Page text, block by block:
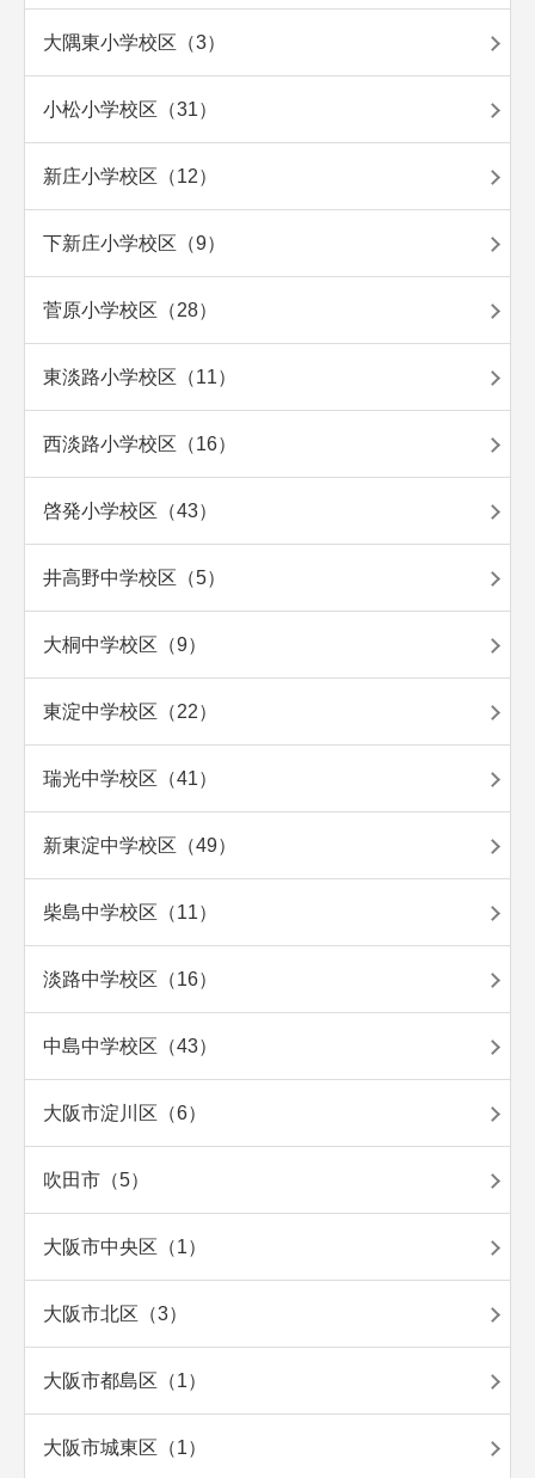
大隅東小学校区（3）
小松小学校区（31）
新庄小学校区（12）
下新庄小学校区（9）
菅原小学校区（28）
東淡路小学校区（11）
西淡路小学校区（16）
啓発小学校区（43）
井高野中学校区（5）
大桐中学校区（9）
東淀中学校区（22）
瑞光中学校区（41）
新東淀中学校区（49）
柴島中学校区（11）
淡路中学校区（16）
中島中学校区（43）
大阪市淀川区（6）
吹田市（5）
大阪市中央区（1）
大阪市北区（3）
大阪市都島区（1）
大阪市城東区（1）